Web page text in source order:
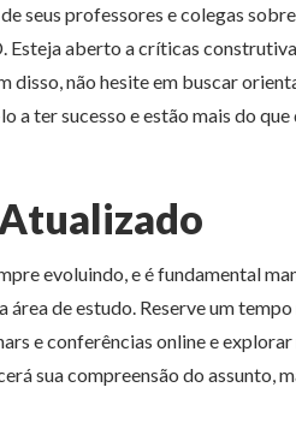
seus professores e colegas
Esteja aberto a críticas
disso, não hesite em buscar
a ter sucesso e estão mais do
evoluindo, e é fundamental
área de estudo. Reserve um
e conferências online e
sua compreensão do assunto,